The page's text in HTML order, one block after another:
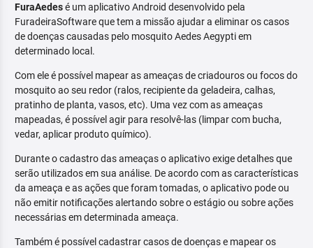
FuraAedesé um aplicativo Android desenvolvido pela
FuradeiraSoftware que tem a missão ajudar a eliminar os casos
de doenças causadas pelo mosquito Aedes Aegypti em
determinado local.
Com ele é possível mapear as ameaças de criadouros ou focos do
mosquito ao seu redor (ralos, recipiente da geladeira, calhas,
pratinho de planta, vasos, etc). Uma vez com as ameaças
mapeadas, é possível agir para resolvê-las (limpar com bucha,
vedar, aplicar produto químico).
Durante o cadastro das ameaças o aplicativo exige detalhes que
serão utilizados em sua análise. De acordo com as características
da ameaça e as ações que foram tomadas, o aplicativo pode ou
não emitir notificações alertando sobre o estágio ou sobre ações
necessárias em determinada ameaça.
Também é possível cadastrar casos de doenças e mapear os